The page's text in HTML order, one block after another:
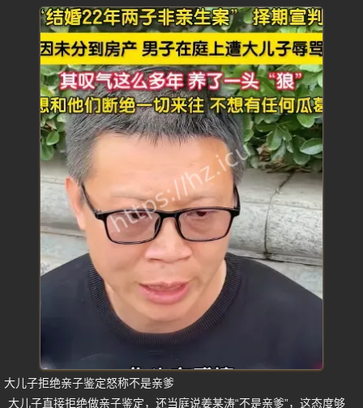
大儿子拒绝亲子鉴定怒称不是亲爹
大儿子直接拒绝做亲子鉴定，还当庭说姜某涛“不是亲爹”，这态度够